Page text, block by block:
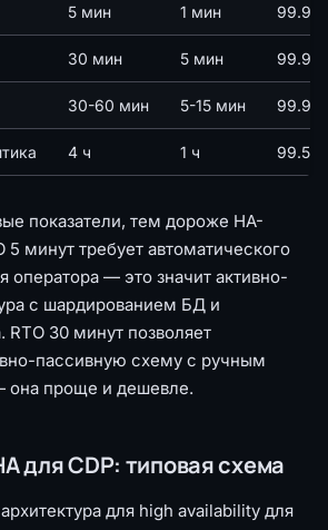
5 мин 1 мин
30 мин 5 мин
30-60 мин 5-15 мин
4 ч 1 ч
показатели, тем дороже HA-
5 минут требует автоматического
оператора — это значит активно-
с шардированием БД и
30 минут позволяет
пассивную схему с ручным
проще и дешевле.
для CDP: типовая схема
для high availability для